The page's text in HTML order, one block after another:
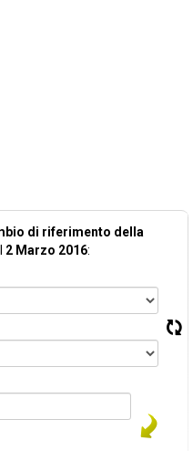
di riferimento della
2 Marzo 2016: